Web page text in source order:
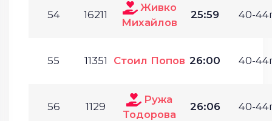
54 16211
Живко
Михайлов
25:59 40-
55 11351 Стоил Попов 26:00 40-
56 1129
Ружа
Тодорова
26:06 40-